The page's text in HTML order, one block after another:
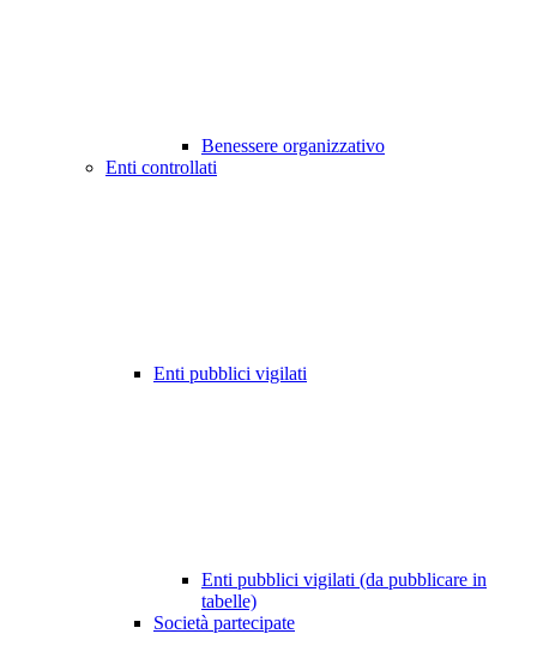
Benessere organizzativo
Enti controllati
Enti pubblici vigilati
Enti pubblici vigilati (da pubblicare in
tabelle)
Società partecipate